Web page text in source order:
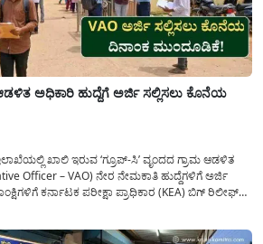
ಅಧಿಕಾರಿ ಹುದ್ದೆಗೆ ಅರ್ಜಿ ಸಲ್ಲಿಸಲು ಕೊನೆಯ
ಖಾಲಿ ಇರುವ ‘ಗ್ರೂಪ್-ಸಿ’ ವೃಂದದ ಗ್ರಾಮ ಆಡಳಿತ
Officer – VAO) ನೇರ ನೇಮಕಾತಿ ಹುದ್ದೆಗಳಿಗೆ ಅರ್ಜಿ
ಕರ್ನಾಟಕ ಪರೀಕ್ಷಾ ಪ್ರಾಧಿಕಾರ (KEA) ಬಿಗ್ ರಿಲೀಫ್